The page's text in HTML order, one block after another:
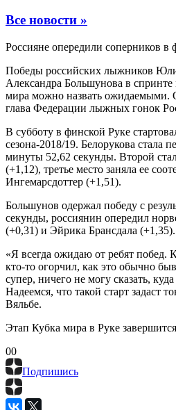
Все новости »
Россияне опередили соперников в
Победы российских лыжников
Александра Большунова в спринте
мира можно назвать ожидаемыми.
глава Федерации лыжных гонок
В субботу в финской Руке
сезона-2018/19. Белорукова стала
минуты 52,62 секунды. Второй
(+1,12), третье место заняла ее
Ингемарсдоттер (+1,51).
Большунов одержал победу с
секунды, россиянин опередил
(+0,31) и Эйрика Брансдала (+1,35).
«Я всегда ожидаю от ребят побед.
кто-то огорчил, как это обычно
супер, ничего не могу сказать,
Надеемся, что такой старт задаст
Вяльбе.
Этап Кубка мира в Руке
00
Подпишись